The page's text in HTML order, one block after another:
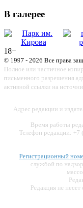
В галерее
18+
© 1997 - 2026 Все права
Полное или частичное
письменного разрешения
активной ссылки на
Адрес редакции и
Время работы
Телефон редакции:
Регистрационный
службой по
Редакция не